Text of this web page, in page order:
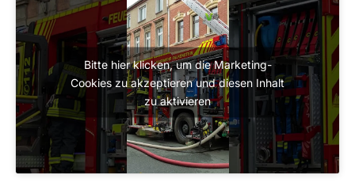
Bitte hier klicken, um die Marketing-
Cookies zu akzeptieren und diesen Inhalt
zu aktivieren